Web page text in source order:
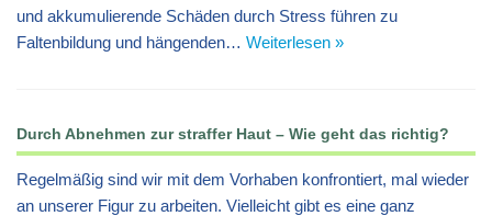
und akkumulierende Schäden durch Stress führen zu
Faltenbildung und hängenden… Weiterlesen »
Durch Abnehmen zur straffer Haut – Wie geht das richtig?
Regelmäßig sind wir mit dem Vorhaben konfrontiert, mal wieder
an unserer Figur zu arbeiten. Vielleicht gibt es eine ganz